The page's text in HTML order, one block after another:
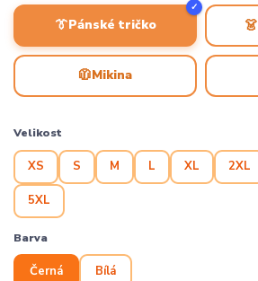
👔Pánské tričko
✓
👗
🧥Mikina
Velikost
XS S M L XL 2XL
5XL
Barva
Černá Bílá